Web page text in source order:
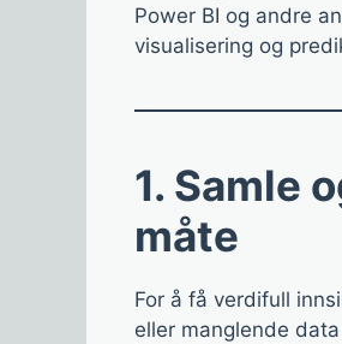
Power BI og andre
visualisering og
1. Samle
måte
For å få verdifull
eller manglende